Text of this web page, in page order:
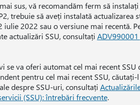
sus, vă recomandăm ferm să instalați
trebuie să aveți instalată actualizarea
iulie 2022 sau o versiune mai recentă.
actualizări SSU, consultați
se va oferi automat cel mai recent SSU
pentru cel mai recent SSU, căutați-
despre SSU-uri, consultați
(SSU): întrebări frecvente.